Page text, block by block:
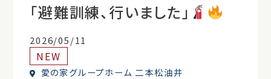
「避難訓練、行いました」
2026/05/11
NEW
愛の家グループホーム 二本松油井